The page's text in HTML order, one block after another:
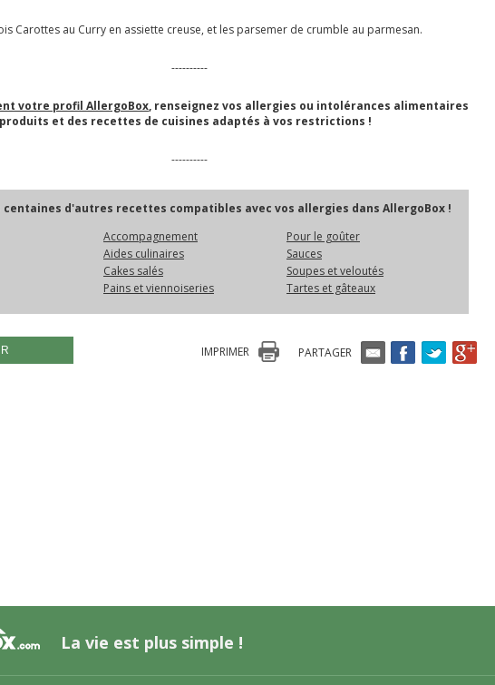
Carottes au Curry en assiette creuse, et les parsemer de crumble au parmesan.
----------
votre profil AllergoBox, renseignez vos allergies ou intolérances alimentaires
et des recettes de cuisines adaptés à vos restrictions !
----------
centaines d'autres recettes compatibles avec vos allergies dans AllergoBox !
Accompagnement
Pour le goûter
Aides culinaires
Sauces
Cakes salés
Soupes et veloutés
Pains et viennoiseries Tartes et gâteaux
PARTAGER
IMPRIMER
La vie est plus simple !